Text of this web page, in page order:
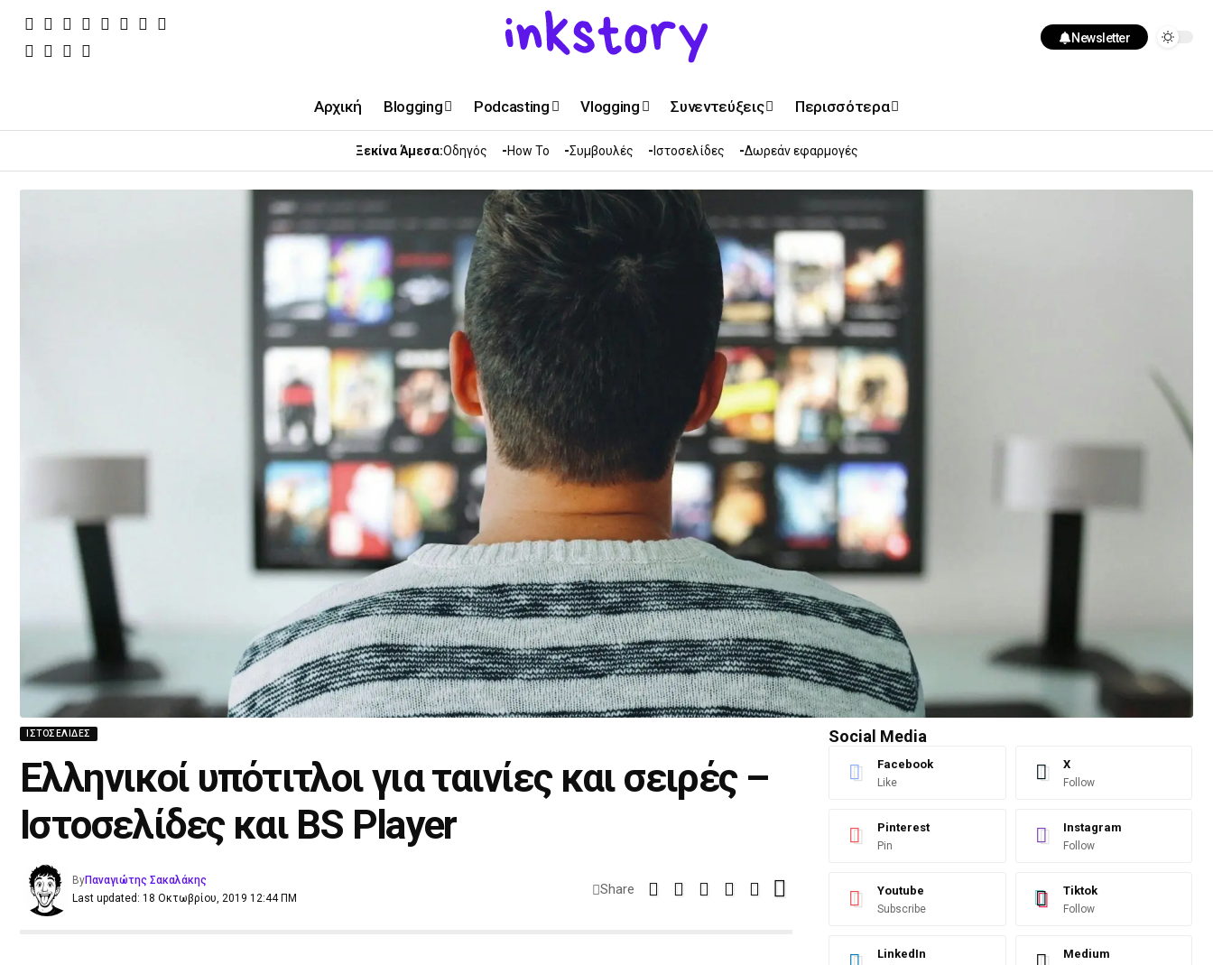
Newsletter
Αρχική Blogging Podcasting Vlogging Συνεντεύξεις Περισσότερα
Ξεκίνα Άμεσα:Οδηγός How To Συμβουλές Ιστοσελίδες Δωρεάν εφαρμογές
ΙΣΤΟΣΕΛΊΔΕΣ
Ελληνικοί υπότιτλοι για ταινίες και σειρές –
Ιστοσελίδες και BS Player
Last updated: 18 Οκτωβρίου, 2019 12:44 ΠΜ
ByΠαναγιώτης Σακαλάκης
Share
Social Media
Facebook
Like
X
Follow
Pinterest
Pin
Instagram
Follow
Youtube
Subscribe
Tiktok
Follow
LinkedIn Medium